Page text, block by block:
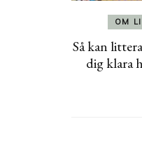
OM
Så kan
dig klara